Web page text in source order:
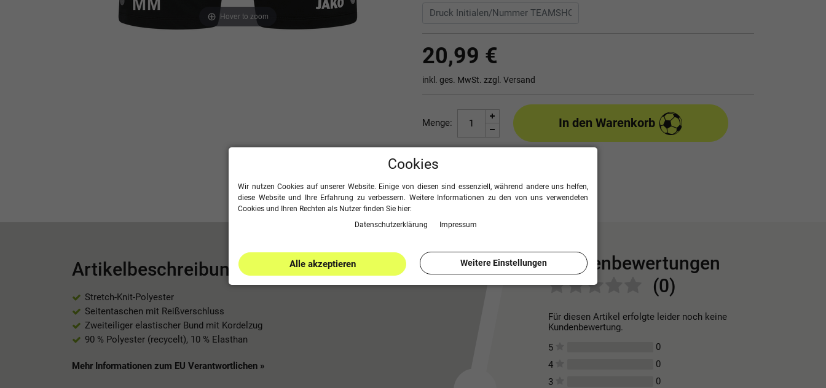
Hover to zoom
20,99 €
inkl. ges. MwSt. zzgl. Versand
Menge: In den Warenkorb
Seite drucken
Artikelbeschreibung
Stretch-Knit-Polyester
Seitentaschen mit Reißverschluss
Zweiteiliger elastischer Bund mit Kordelzug
90 % Polyester (recycelt), 10 % Elasthan
Mehr Informationen zum EU Verantwortlichen »
Kundenbewertungen
(0)
Für diesen Artikel erfolgte leider noch keine
Kundenbewertung.
5
0
4
0
3
0
Cookies
Wir nutzen Cookies auf unserer Website. Einige von diesen sind essenziell, während andere uns helfen,
diese Website und Ihre Erfahrung zu verbessern. Weitere Informationen zu den von uns verwendeten
Cookies und Ihren Rechten als Nutzer finden Sie hier:
Daten­schutz­erklärung
Impressum
Alle akzeptieren Weitere Einstellungen